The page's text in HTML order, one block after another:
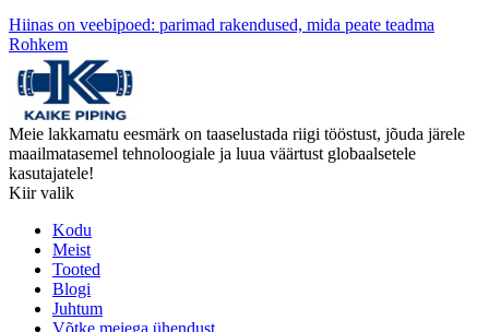
Hiinas on veebipoed: parimad rakendused, mida peate teadma
Rohkem
Meie lakkamatu eesmärk on taaselustada riigi tööstust, jõuda järele
maailmatasemel tehnoloogiale ja luua väärtust globaalsetele
kasutajatele!
Kiir valik
Kodu
Meist
Tooted
Blogi
Juhtum
Võtke meiega ühendust